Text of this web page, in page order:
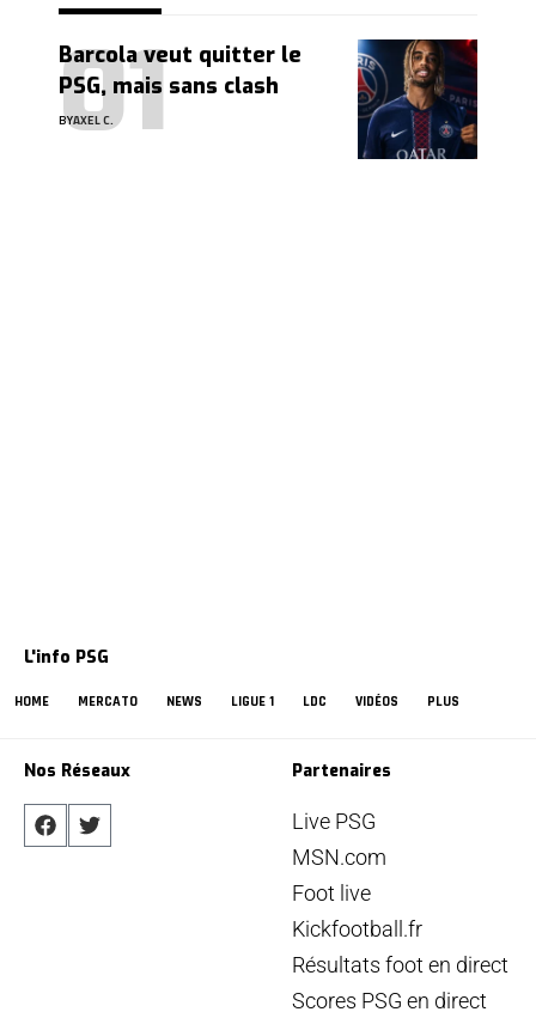
Barcola veut quitter le
PSG, mais sans clash
BYAXEL C.
L'info PSG
HOME MERCATO NEWS LIGUE 1 LDC VIDÉOS PLUS
Nos Réseaux Partenaires
Live PSG
MSN.com
Foot live
Kickfootball.fr
Résultats foot en direct
Scores PSG en direct